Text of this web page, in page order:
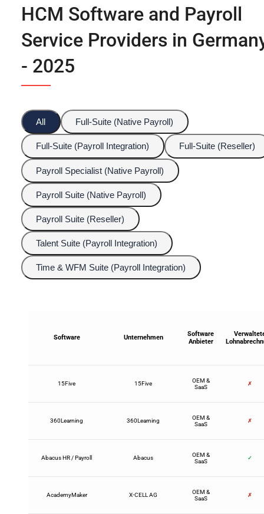
HCM Software and Payroll
Service Providers in
- 2025
All Full-Suite (Native Payroll)
Full-Suite (Payroll Integration) Full-Suite (Reseller)
Payroll Specialist (Native Payroll)
Payroll Suite (Native Payroll)
Payroll Suite (Reseller)
Talent Suite (Payroll Integration)
Time & WFM Suite (Payroll Integration)
Software Unternehmen
Software
Anbieter
15Five 15Five
OEM &
SaaS
✗
360Learning 360Learning
OEM &
SaaS
✗
Abacus HR / Payroll Abacus
OEM &
SaaS
✓
AcademyMaker X-CELL AG
OEM &
SaaS
✗